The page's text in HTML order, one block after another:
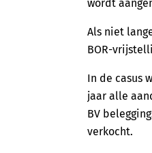
wordt
Als niet
BOR-
In de casus
jaar alle
BV
verkocht.